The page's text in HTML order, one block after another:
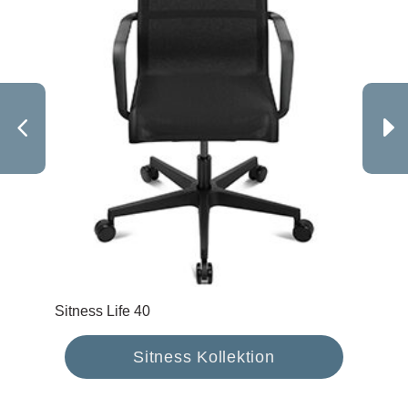
Sitness Life 40
Sitness Kollektion